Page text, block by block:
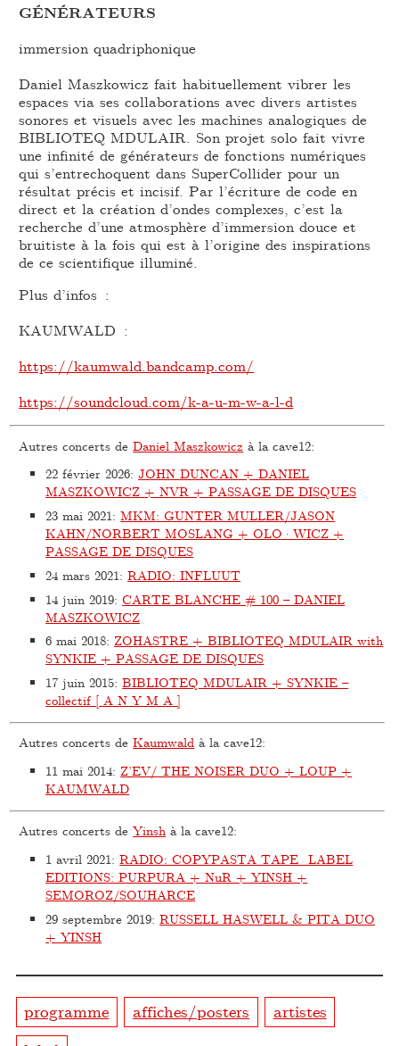
GÉNÉRATEURS
immersion quadriphonique
Daniel Maszkowicz fait habituellement vibrer les
espaces via ses collaborations avec divers artistes
sonores et visuels avec les machines analogiques de
BIBLIOTEQ MDULAIR. Son projet solo fait vivre
une infinité de générateurs de fonctions numériques
qui s’entrechoquent dans SuperCollider pour un
résultat précis et incisif. Par l’écriture de code en
direct et la création d’ondes complexes, c’est la
recherche d’une atmosphère d’immersion douce et
bruitiste à la fois qui est à l’origine des inspirations
de ce scientifique illuminé.
Plus d’infos :
KAUMWALD :
https://kaumwald.bandcamp.com/
https://soundcloud.com/k-a-u-m-w-a-l-d
Autres concerts deDaniel Maszkowicz à la cave12:
22 février 2026:JOHN DUNCAN + DANIEL
MASZKOWICZ + NVR + PASSAGE DE DISQUES
23 mai 2021:MKM: GUNTER MULLER/JASON
KAHN/NORBERT MOSLANG + OLO·WICZ +
PASSAGE DE DISQUES
24 mars 2021:RADIO: INFLUUT
14 juin 2019:CARTE BLANCHE # 100 – DANIEL
MASZKOWICZ
6 mai 2018:ZOHASTRE + BIBLIOTEQ MDULAIR with
SYNKIE + PASSAGE DE DISQUES
17 juin 2015:BIBLIOTEQ MDULAIR + SYNKIE –
collectif [ A N Y M A ]
Autres concerts deKaumwald à la cave12:
11 mai 2014:Z’EV/ THE NOISER DUO + LOUP +
KAUMWALD
Autres concerts deYinsh à la cave12:
1 avril 2021:RADIO: COPYPASTA TAPE_LABEL
EDITIONS: PURPURA + NuR + YINSH +
SEMOROZ/SOUHARCE
29 septembre 2019:RUSSELL HASWELL & PITA DUO
+ YINSH
programme affiches/posters
artistes